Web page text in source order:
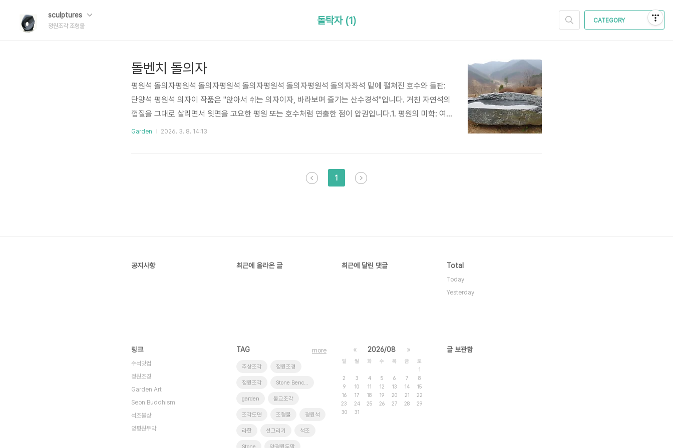
sculptures
정원조각 조형물
CATEGORY
돌탁자 (1)
돌벤치 돌의자
평원석 돌의자평원석 돌의자평원석 돌의자평원석 돌의자평원석 돌의자좌석 밑에 펼쳐진 호수와 들판:
단양석 평원석 의자이 작품은 "앉아서 쉬는 의자이자, 바라보며 즐기는 산수경석"입니다. 거친 자연석의
껍질을 그대로 살리면서 윗면을 고요한 평원 또는 호수처럼 연출한 점이 압권입니다.1. 평원의 미학: 여
백과 쉼수석 용어로 '평원석'은 드넓은 들판이나 지평선을 연상시키는 돌을 말합니다. 작가님은 의자의
다.기능적 해석: 의자로서의 평평함을 유지하면서도, 자연스러운 굴곡을 남겨 딱딱한 돌의 느낌을 시각
Garden 2026. 3. 8. 14:13
1
공지사항 최근에 올라온 글 최근에 달린 댓글 Total
Today
Yesterday
링크
수석닷컴
정원조경
Garden Art
Seon Buddhism
석조불상
양평원두막
TAG
추상조각 정원조경
정원조각 Stone Benches
garden 불교조각
조각도면 조형물 평원석
라한 선그리기 석조
more « 2026/08 »
일 월 화 수 목 금
토
1
2
3 4 5 6 7
8
9
10 11 12 13 14
15
16
17 18 19 20 21
22
23
24 25 26 27 28
29
30
31
글 보관함